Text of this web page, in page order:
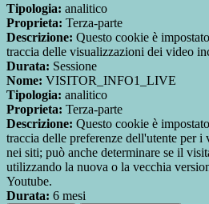
Tipologia: analitico
Proprieta: Terza-parte
Descrizione: Questo cookie è
traccia delle visualizzazioni dei video
Durata: Sessione
Nome: VISITOR_INFO1_LIVE
Tipologia: analitico
Proprieta: Terza-parte
Descrizione: Questo cookie è
traccia delle preferenze dell'utente per
nei siti; può anche determinare se il
utilizzando la nuova o la vecchia
Youtube.
Durata: 6 mesi